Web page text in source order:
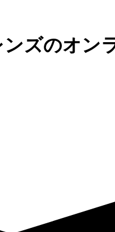
ズのオン